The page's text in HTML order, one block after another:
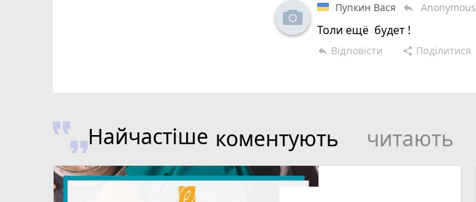
Пупкин Вася reply Anonymous
Толи ещё будет !
reply Відповісти share Поділитися
Найчастіше коментують читають